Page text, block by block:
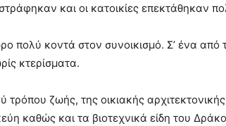
και οι κατοικίες επεκτάθηκαν
πολύ κοντά στον συνοικισμό. Σ’ ένα
κτερίσματα.
τρόπου ζωής, της οικιακής
καθώς και τα βιοτεχνικά είδη του